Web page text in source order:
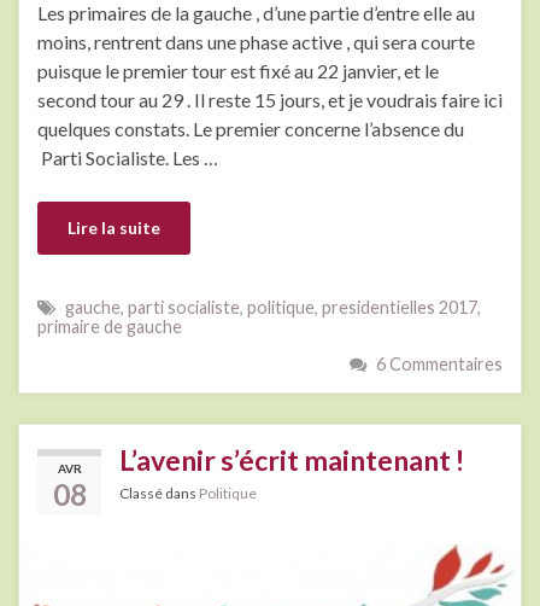
Les primaires de la gauche , d’une partie d’entre elle au
moins, rentrent dans une phase active , qui sera courte
puisque le premier tour est fixé au 22 janvier, et le
second tour au 29 . Il reste 15 jours, et je voudrais faire ici
quelques constats. Le premier concerne l’absence du
Parti Socialiste. Les …
Lire la suite
gauche, parti socialiste, politique, presidentielles 2017,
primaire de gauche
6 Commentaires
AVR
08
L’avenir s’écrit maintenant !
Classé dans Politique